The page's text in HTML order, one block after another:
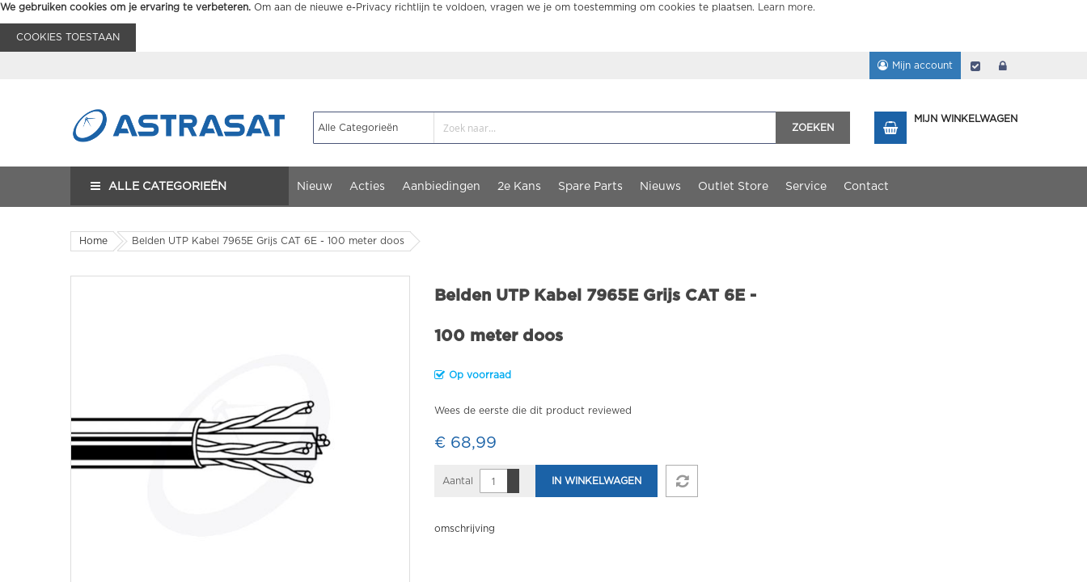
We gebruiken cookies om je ervaring te verbeteren. Om aan de nieuwe e-Privacy richtlijn te voldoen, vragen we je om toestemming om cookies te plaatsen. Learn more.
COOKIES TOESTAAN
Mijn account Afrekenen
ZOEKEN
MIJN WINKELWAGEN
ALLE CATEGORIEËN Nieuw Acties Aanbiedingen 2e Kans Spare Parts Nieuws Outlet Store Service Contact
Home Belden UTP Kabel 7965E Grijs CAT 6E - 100 meter doos
Belden UTP Kabel 7965E Grijs CAT 6E -
100 meter doos
Op voorraad
Wees de eerste die dit product reviewed
€ 68,99
Aantal IN WINKELWAGEN
omschrijving